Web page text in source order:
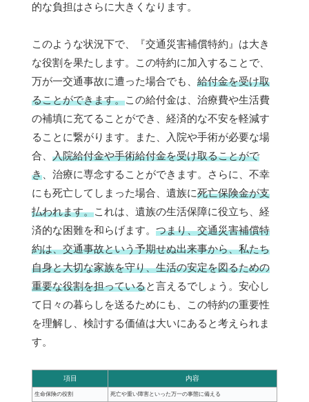
的な負担はさらに大きくなります。
このような状況下で、『交通災害補償特約』は大き
な役割を果たします。この特約に加入することで、
万が一交通事故に遭った場合でも、 給付金を受け取
ることができます。この給付金は、治療費や生活費
の補填に充てることができ、経済的な不安を軽減す
ることに繋がります。また、入院や手術が必要な場
合、 入院給付金や手術給付金を受け取ることがで
き 、治療に専念することができます。さらに、不幸
にも死亡してしまった場合、遺族に死亡保険金が支
払われます。これは、遺族の生活保障に役立ち、経
済的な困難を和らげます。 つまり、交通災害補償特
約は、交通事故という予期せぬ出来事から、私たち
自身と大切な家族を守り、生活の安定を図るための
重要な役割を担っていると言えるでしょう。安心し
て日々の暮らしを送るためにも、この特約の重要性
を理解し、検討する価値は大いにあると考えられま
す。
項目 内容
生命保険の役割 死亡や重い障害といった万一の事態に備える